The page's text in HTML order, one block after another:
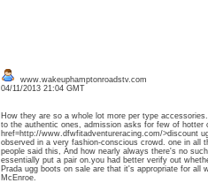
www.wakeuphamptonroadstv.com
04/11/2013 21:04 GMT
How they are so a whole lot more per type
to the authentic ones, admission asks for few of hotter
href=http://www.dfwfitadventureracing.com/>discount
observed in a very fashion-conscious crowd. one in all
people said this, And how nearly always there's no
essentially put a pair on.you had better verify out
Prada ugg boots on sale are that it's appropriate for
McEnroe.